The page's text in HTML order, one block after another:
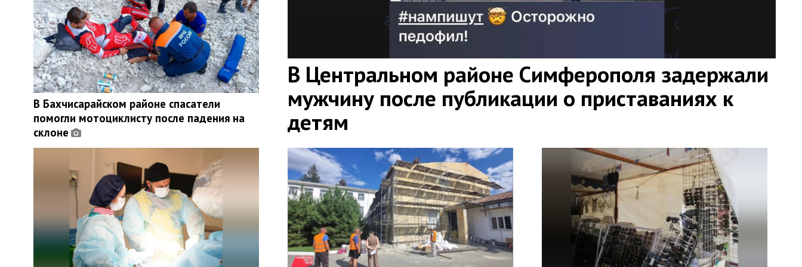
В Центральном районе Симферополя задержали
мужчину после публикации о приставаниях к
детям
В Бахчисарайском районе спасатели
помогли мотоциклисту после падения на
склоне